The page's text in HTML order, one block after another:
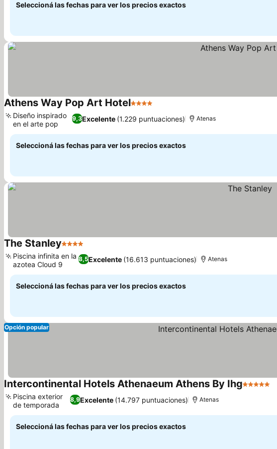
Seleccioná las fechas para ver los precios exactos
Athens Way Pop Art Hotel4 Estrellas
9,3Excelente (1.229 puntuaciones)
Diseño inspirado
en el arte pop
Atenas
Seleccioná las fechas para ver los precios exactos
The Stanley4 Estrellas
8,5Excelente (16.613 puntuaciones)
Piscina infinita en la
azotea Cloud 9
Atenas
Seleccioná las fechas para ver los precios exactos
Opción popular
Intercontinental Hotels Athenaeum Athens By Ihg5 Estrellas
8,9Excelente (14.797 puntuaciones)
Piscina exterior
de temporada
Atenas
Seleccioná las fechas para ver los precios exactos